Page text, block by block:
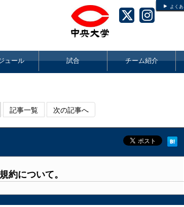
よく
ュール 試合 チーム紹介
記事一覧 次の記事へ
約について。